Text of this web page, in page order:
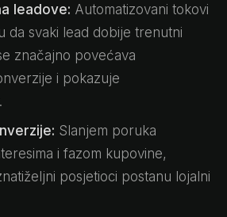
leadove: Automatizovani tokovi
da svaki lead dobije trenutni
značajno povećava
i pokazuje
Slanjem poruka
i fazom kupovine,
posjetioci postanu lojalni